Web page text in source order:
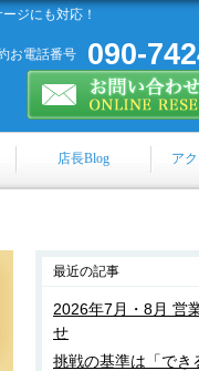
ジにも対応！
090-
お電話番号
店長Blog ア
最近の記事
2026年7月・8月 営
せ
挑戦の基準は「でき